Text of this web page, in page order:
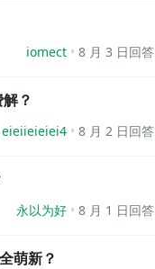
iomect 8 月 3 日回答
？
eieiieieiei4 8 月 2 日回答
永以为好 8 月 1 日回答
萌新？